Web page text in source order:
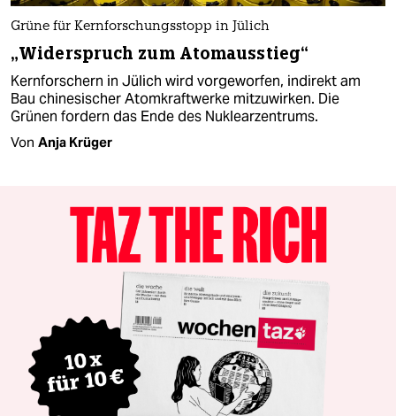
Grüne für Kernforschungsstopp in Jülich
„Widerspruch zum Atomausstieg“
Kernforschern in Jülich wird vorgeworfen, indirekt am
Bau chinesischer Atomkraftwerke mitzuwirken. Die
Grünen fordern das Ende des Nuklearzentrums.
Von Anja Krüger